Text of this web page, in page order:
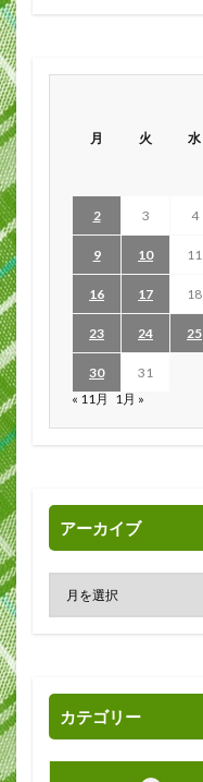
月 火 水
2 3 4
9 10 11
16 17 18
23 24 25
30
31
« 11月 1月 »
アーカイブ
カテゴリー